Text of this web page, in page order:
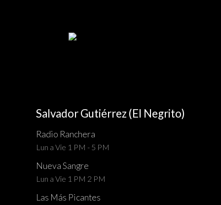
Salvador Gutiérrez (El Negrito)
Radio Ranchera
Lun a Vie 1 PM - 5 PM
Nueva Sangre
Lun a Vie 1 PM 2 PM
Las Más Picantes